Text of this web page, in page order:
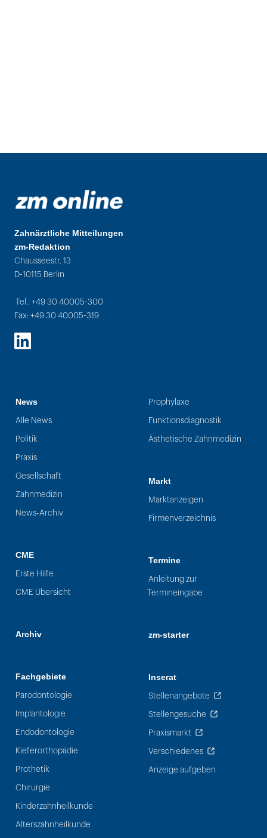
Zahnärztliche Mitteilungen
zm-Redaktion
Chausseestr. 13
D-10115 Berlin
Tel.: +49 30 40005-300
Fax: +49 30 40005-319
LinkedIn
News
Alle News
Politik
Praxis
Gesellschaft
Zahnmedizin
News-Archiv
CME
Erste Hilfe
CME Übersicht
Archiv
Fachgebiete
Parodontologie
Implantologie
Endodontologie
Kieferorthopädie
Prothetik
Chirurgie
Kinderzahnheilkunde
Alterszahnheilkunde
Prophylaxe
Funktionsdiagnostik
Ästhetische Zahnmedizin
Markt
Marktanzeigen
Firmenverzeichnis
Termine
Anleitung zur
Termineingabe
zm-starter
Inserat
Stellenangebote
Stellengesuche
Praxismarkt
Verschiedenes
Anzeige aufgeben